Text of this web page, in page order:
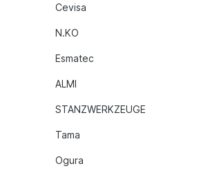
Cevisa
N.KO
Esmatec
ALMI
STANZWERKZEUGE
Tama
Ogura